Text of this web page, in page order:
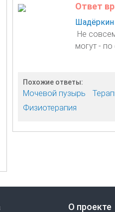
Ответ
Шадёркин
Не
могут - по
Похожие ответы:
Мочевой пузырь
Физиотерапия
О проекте